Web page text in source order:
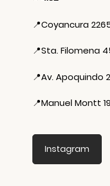
📍Coyancura
📍Sta. Filomena
📍Av. Apoquindo
📍Manuel Montt
Instagram